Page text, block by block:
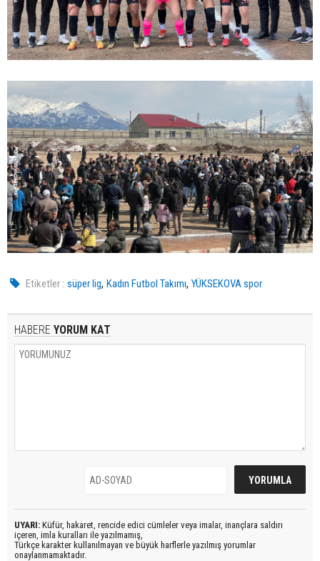
Etiketler : süper lig,Kadın Futbol Takımı,YÜKSEKOVA spor
HABERE YORUM KAT
UYARI: Küfür, hakaret, rencide edici cümleler veya imalar, inançlara saldırı
içeren, imla kuralları ile yazılmamış,
Türkçe karakter kullanılmayan ve büyük harflerle yazılmış yorumlar
onaylanmamaktadır.